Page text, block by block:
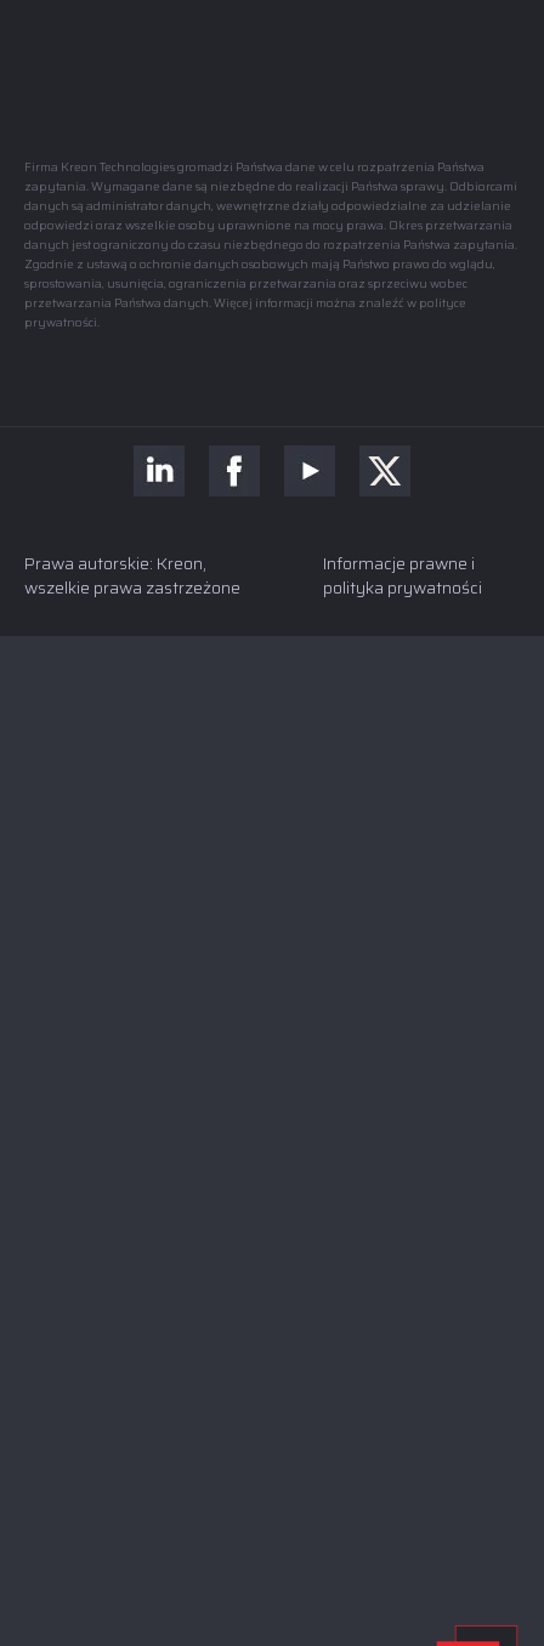
Firma Kreon Technologies gromadzi Państwa dane w celu rozpatrzenia Państwa
zapytania. Wymagane dane są niezbędne do realizacji Państwa sprawy. Odbiorcami
danych są administrator danych, wewnętrzne działy odpowiedzialne za udzielanie
odpowiedzi oraz wszelkie osoby uprawnione na mocy prawa. Okres przetwarzania
danych jest ograniczony do czasu niezbędnego do rozpatrzenia Państwa zapytania.
Zgodnie z ustawą o ochronie danych osobowych mają Państwo prawo do wglądu,
sprostowania, usunięcia, ograniczenia przetwarzania oraz sprzeciwu wobec
przetwarzania Państwa danych. Więcej informacji można znaleźć w polityce
prywatności.
Prawa autorskie: Kreon,
wszelkie prawa zastrzeżone
Informacje prawne i
polityka prywatności